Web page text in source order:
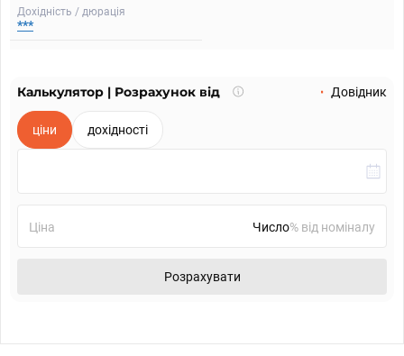
Дохідність / дюрація
***
Калькулятор | Розрахунок від
Що
Довідник
ціни дохідності
Ціна % від номіналу
Розрахувати